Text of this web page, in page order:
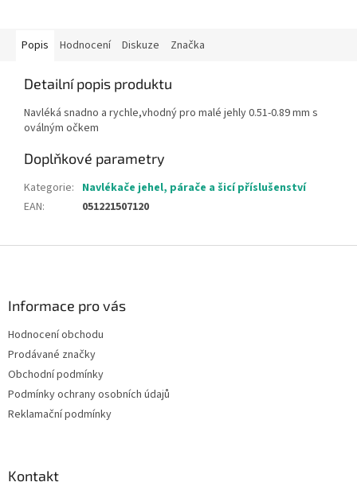
Popis Hodnocení Diskuze Značka
Detailní popis produktu
Navléká snadno a rychle,vhodný pro malé jehly0.51-0.89 mm s
oválným očkem
Doplňkové parametry
Kategorie: Navlékače jehel, párače a šicí příslušenství
EAN: 051221507120
Informace pro vás
Hodnocení obchodu
Prodávané značky
Obchodní podmínky
Podmínky ochrany osobních údajů
Reklamační podmínky
Kontakt